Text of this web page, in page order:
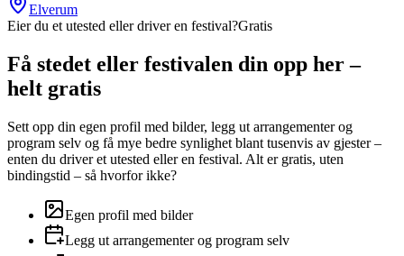
Elverum
Eier du et utested eller driver en festival?Gratis
Få stedet eller festivalen din opp her –
helt gratis
Sett opp din egen profil med bilder, legg ut arrangementer og
program selv og få mye bedre synlighet blant tusenvis av gjester –
enten du driver et utested eller en festival. Alt er gratis, uten
bindingstid – så hvorfor ikke?
Egen profil med bilder
Legg ut arrangementer og program selv